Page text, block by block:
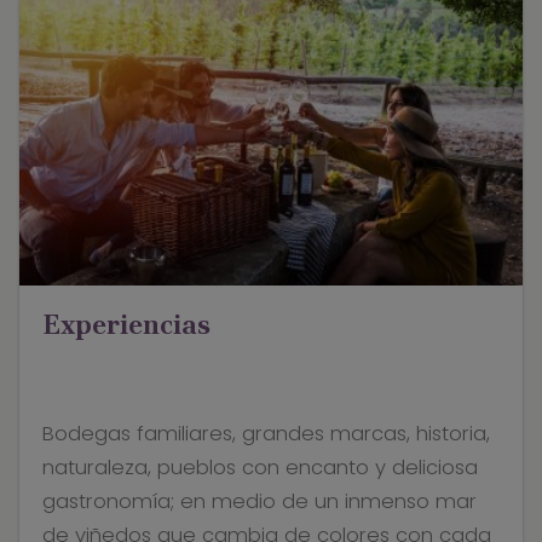
Experiencias
Bodegas familiares, grandes marcas, historia,
naturaleza, pueblos con encanto y deliciosa
gastronomía; en medio de un inmenso mar
de viñedos que cambia de colores con cada